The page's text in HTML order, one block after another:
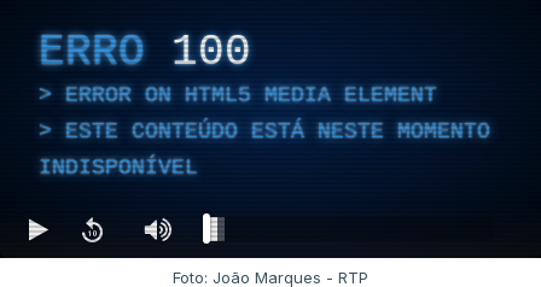
ERRO 100
ERROR ON HTML5 MEDIA ELEMENT
ESTE CONTEÚDO ESTÁ NESTE MOMENTO
INDISPONÍVEL
Foto: João Marques - RTP